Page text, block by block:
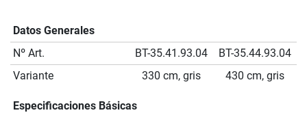
Datos Generales
Nº Art.
BT-35.41.93.04
BT-35.44.93.04
Variante
330 cm, gris 430 cm, gris
Especificaciones Básicas